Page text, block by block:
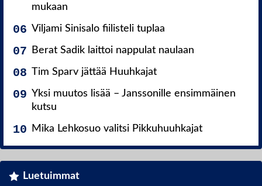
mukaan
Viljami Sinisalo fiilisteli tuplaa
Berat Sadik laittoi nappulat naulaan
Tim Sparv jättää Huuhkajat
Yksi muutos lisää – Janssonille ensimmäinen
kutsu
Mika Lehkosuo valitsi Pikkuhuuhkajat
Luetuimmat